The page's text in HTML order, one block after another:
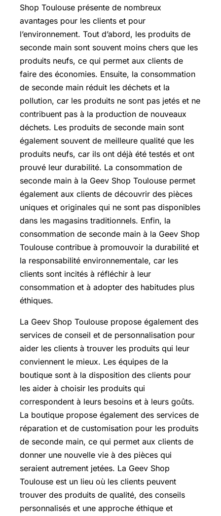
Shop Toulouse présente de nombreux
avantages pour les clients et pour
l’environnement. Tout d’abord, les produits de
seconde main sont souvent moins chers que les
produits neufs, ce qui permet aux clients de
faire des économies. Ensuite, la consommation
de seconde main réduit les déchets et la
pollution, car les produits ne sont pas jetés et ne
contribuent pas à la production de nouveaux
déchets. Les produits de seconde main sont
également souvent de meilleure qualité que les
produits neufs, car ils ont déjà été testés et ont
prouvé leur durabilité. La consommation de
seconde main à la Geev Shop Toulouse permet
également aux clients de découvrir des pièces
uniques et originales qui ne sont pas disponibles
dans les magasins traditionnels. Enfin, la
consommation de seconde main à la Geev Shop
Toulouse contribue à promouvoir la durabilité et
la responsabilité environnementale, car les
clients sont incités à réfléchir à leur
consommation et à adopter des habitudes plus
éthiques.
La Geev Shop Toulouse propose également des
services de conseil et de personnalisation pour
aider les clients à trouver les produits qui leur
conviennent le mieux. Les équipes de la
boutique sont à la disposition des clients pour
les aider à choisir les produits qui
correspondent à leurs besoins et à leurs goûts.
La boutique propose également des services de
réparation et de customisation pour les produits
de seconde main, ce qui permet aux clients de
donner une nouvelle vie à des pièces qui
seraient autrement jetées. La Geev Shop
Toulouse est un lieu où les clients peuvent
trouver des produits de qualité, des conseils
personnalisés et une approche éthique et